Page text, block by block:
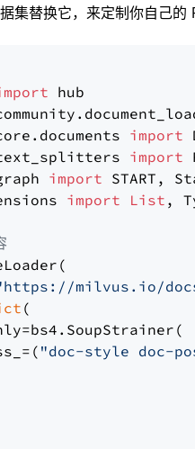
集替换它，来定制你自己的
import
import
import
import List ,
milvus.io/
(
"doc-style doc-